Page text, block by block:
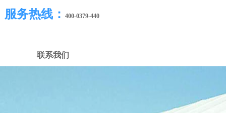
联系我们
服务热线： 400-0379-440